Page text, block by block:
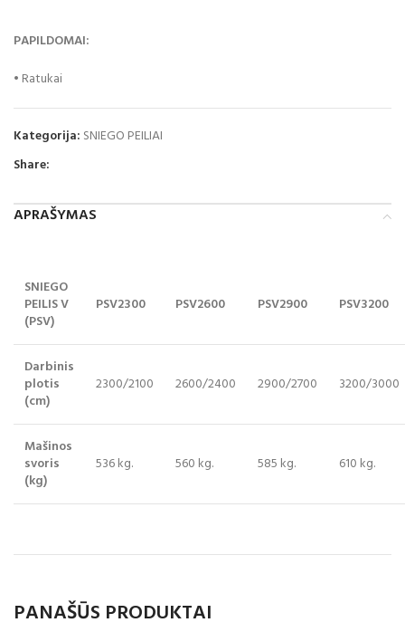
PAPILDOMAI:
• Ratukai
Kategorija: SNIEGO PEILIAI
Share:
APRAŠYMAS
SNIEGO
PEILIS V
(PSV)
PSV2300 PSV2600 PSV2900 PSV3200
Darbinis
plotis
(cm)
2300/2100 2600/2400 2900/2700 3200/3000
Mašinos
svoris
(kg)
536 kg. 560 kg. 585 kg. 610 kg.
PANAŠŪS PRODUKTAI